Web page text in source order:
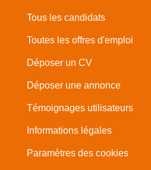
Tous les candidats
Toutes les offres d'emploi
Déposer un CV
Déposer une annonce
Témoignages utilisateurs
Informations légales
Paramètres des cookies